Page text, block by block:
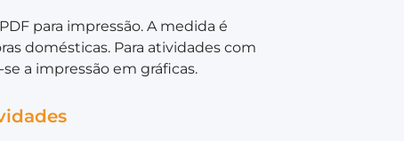
para impressão. A medida é
domésticas. Para atividades com
a impressão em gráficas.